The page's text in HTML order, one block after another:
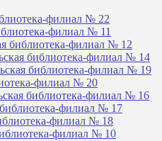
филиал № 22
филиал № 11
библиотека-филиал № 12
библиотека-филиал № 14
библиотека-филиал № 19
филиал № 20
библиотека-филиал № 16
библиотека-филиал № 17
филиал № 18
филиал № 10